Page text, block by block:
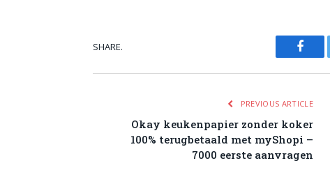
SHARE.
PREVIOUS ARTICLE
Okay keukenpapier zonder koker
100% terugbetaald met myShopi –
7000 eerste aanvragen